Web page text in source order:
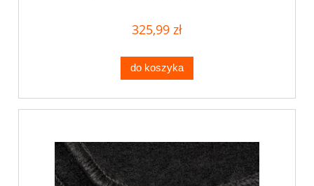
325,99 zł
do koszyka